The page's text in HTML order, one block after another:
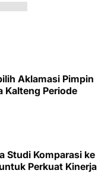
Aklamasi Pimpin
Kalteng Periode
Studi Komparasi ke
Perkuat Kinerja